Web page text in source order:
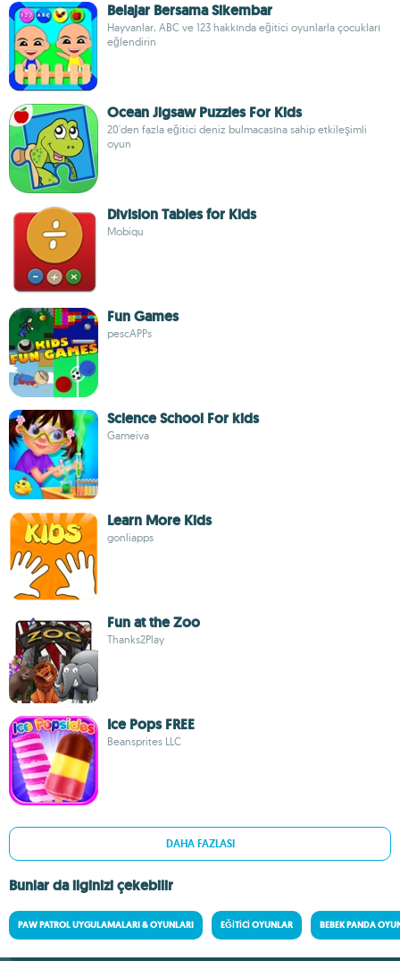
Belajar Bersama Sikembar
Hayvanlar, ABC ve 123 hakkında eğitici oyunlarla çocukları
eğlendirin
Ocean Jigsaw Puzzles For Kids
20'den fazla eğitici deniz bulmacasına sahip etkileşimli
oyun
Division Tables for Kids
Mobiqu
Fun Games
pescAPPs
Science School For kids
Gameiva
Learn More Kids
gonliapps
Fun at the Zoo
Thanks2Play
Ice Pops FREE
Beansprites LLC
DAHA FAZLASI
Bunlar da ilginizi çekebilir
PAW PATROL UYGULAMALARI & OYUNLARI EĞITICI OYUNLAR BEBEK PANDA